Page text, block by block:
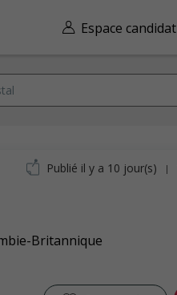
Espace candidat
Britannique
Publié il y a 10 jour(s) |